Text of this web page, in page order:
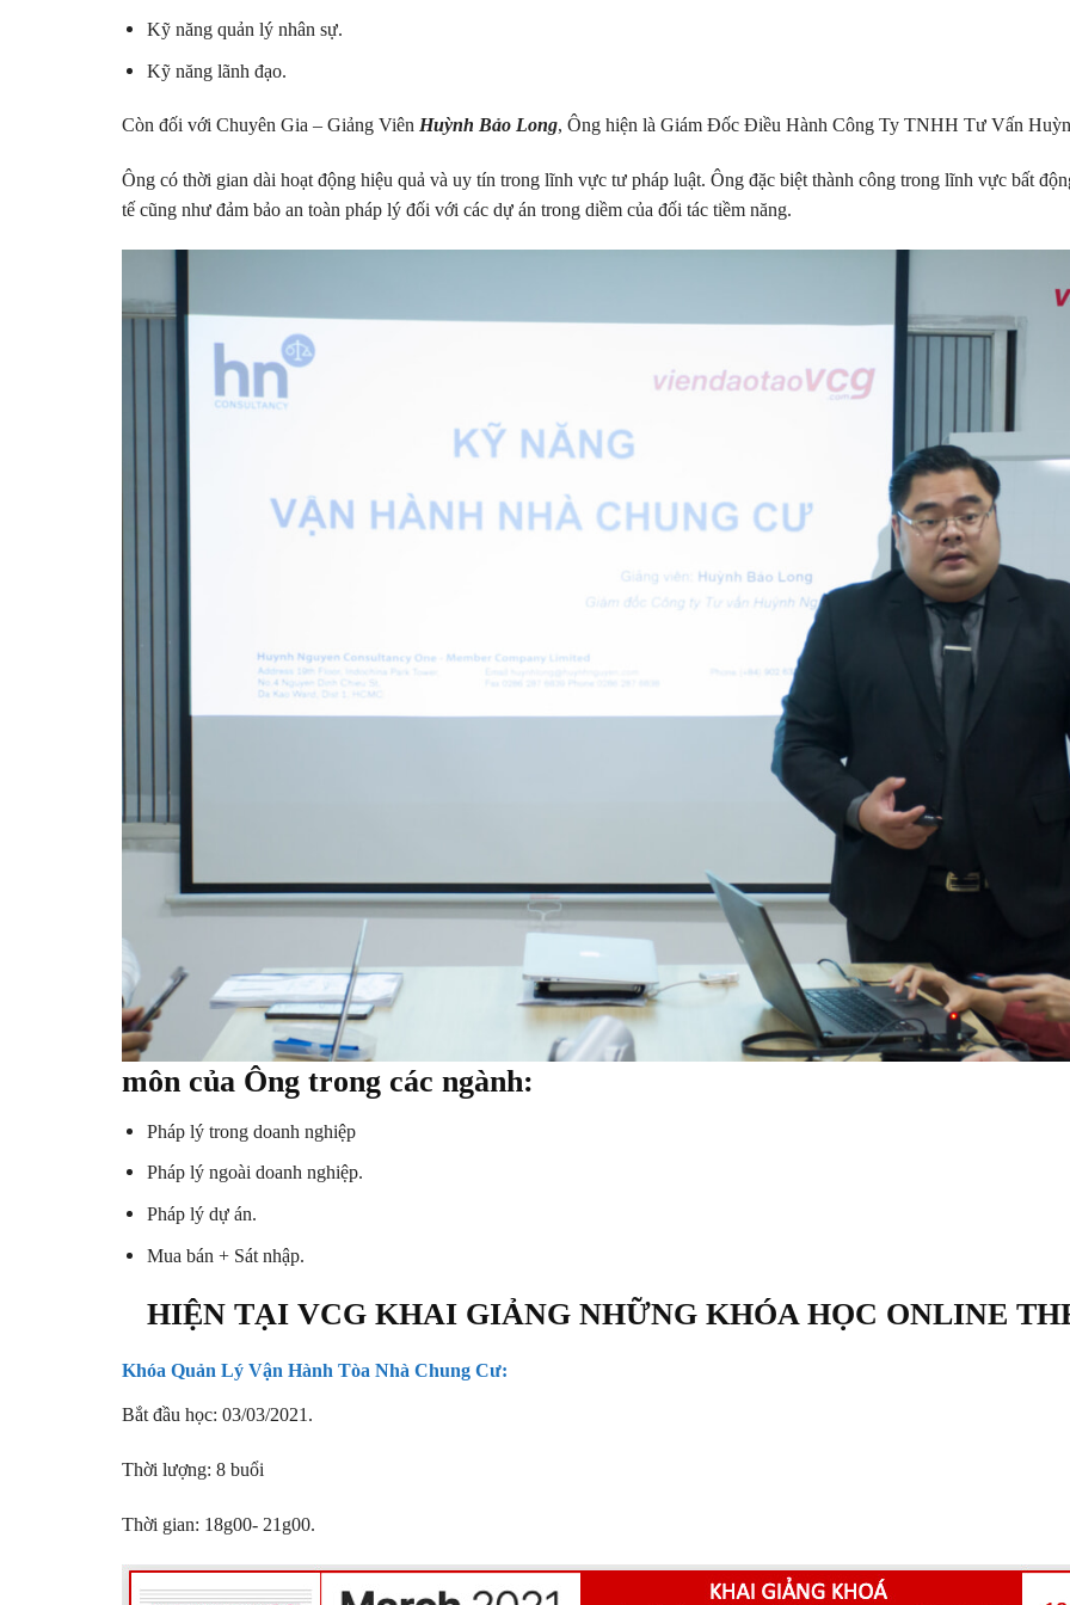
Kỹ năng quản lý nhân sự.
Kỹ năng lãnh đạo.
Còn đối với Chuyên Gia – Giảng Viên Huỳnh Bảo Long, Ông hiện là Giám Đốc Điều Hành Công Ty TNHH Tư Vấn
Ông có thời gian dài hoạt động hiệu quả và uy tín trong lĩnh vực tư pháp luật. Ông đặc biệt thành công trong lĩnh vực bất
tế cũng như đảm bảo an toàn pháp lý đối với các dự án trong diềm của đối tác tiềm năng.
môn của Ông trong các ngành:
Pháp lý trong doanh nghiệp
Pháp lý ngoài doanh nghiệp.
Pháp lý dự án.
Mua bán + Sát nhập.
HIỆN TẠI VCG KHAI GIẢNG NHỮNG KHÓA HỌC ONLINE
Khóa Quản Lý Vận Hành Tòa Nhà Chung Cư:
Bắt đầu học: 03/03/2021.
Thời lượng: 8 buổi
Thời gian: 18g00- 21g00.